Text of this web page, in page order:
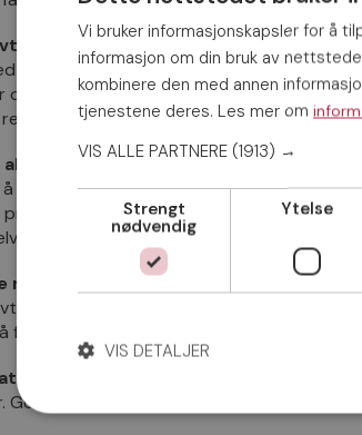
For å kunne være lykkelig i et
deg selv. Vern om tiden som singel – det
du treffer en annen. Å styrke og jobbe
av livet.
dating: Akkurat som med alt annet
være aktiv når du dater på nett. Jobb
din, og ta kontakt med nye single.
og dem du dater.
Gjennom tydelige mål øker sjansene til
og innse at noen ganger lar kjærligheten
forstå at reisen mot målet var verdifullt til
God og sunn mat er en av de viktigste
Vi bruker informasjonskapsler for å
informasjon om din bruk av
kombinere den med annen
tjenestene deres. Les mer om
VIS ALLE PARTNERE (1913) →
Strengt
nødvendig
Ytelse
VIS DETALJER